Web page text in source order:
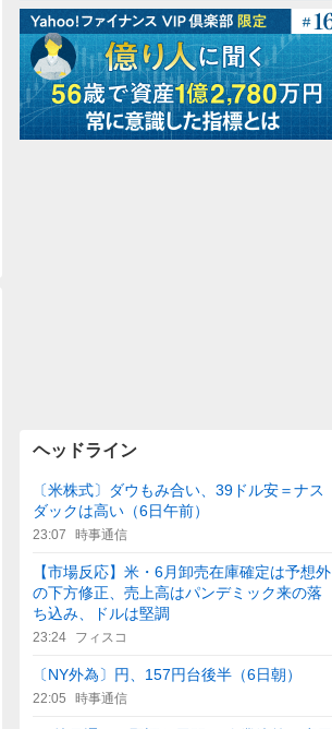
ヘッドライン
〔米株式〕ダウもみ合い、39ドル安＝ナス
ダックは高い（6日午前）
23:07 時事通信
【市場反応】米・6月卸売在庫確定は予想外
の下方修正、売上高はパンデミック来の落
ち込み、ドルは堅調
23:24 フィスコ
〔NY外為〕円、157円台後半（6日朝）
22:05 時事通信